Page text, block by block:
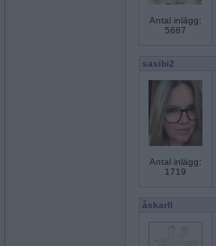
Antal inlägg:
5687
sasibi2
Antal inlägg:
1719
åskarll